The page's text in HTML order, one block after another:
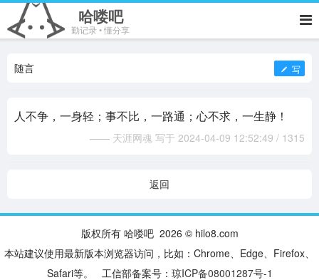
哈喽吧
勤记录 • 懂分享
随言 写
人不争，一身轻；事不比，一路通；心不求，一生静！
—— 天涯网魂 写于 2024-04-09 12:52:49 / 1315
返回
版权所有 哈喽吧 2026 © hilo8.com
本站建议使用最新版本浏览器访问，比如：Chrome、Edge、Firefox、
Safari等。 工信部备案号： 琼ICP备08001287号-1